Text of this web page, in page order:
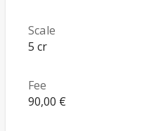
Scale
5 cr
Fee
90,00 €